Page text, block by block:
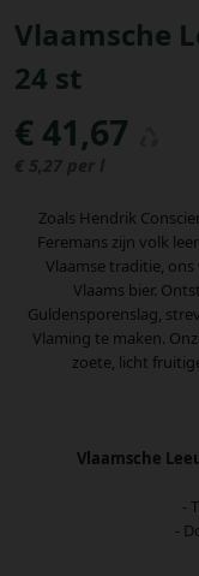
Vlaamsche
24 st
€ 41,67
€ 5,27 per l
Zoals Hendrik
Feremans zijn volk
Vlaamse traditie,
Vlaams bier.
Guldensporenslag,
Vlaming te maken.
zoete, licht
Vlaamsche
-
-